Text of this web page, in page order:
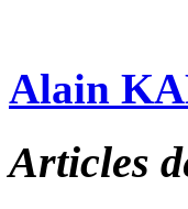
Alain
Articles